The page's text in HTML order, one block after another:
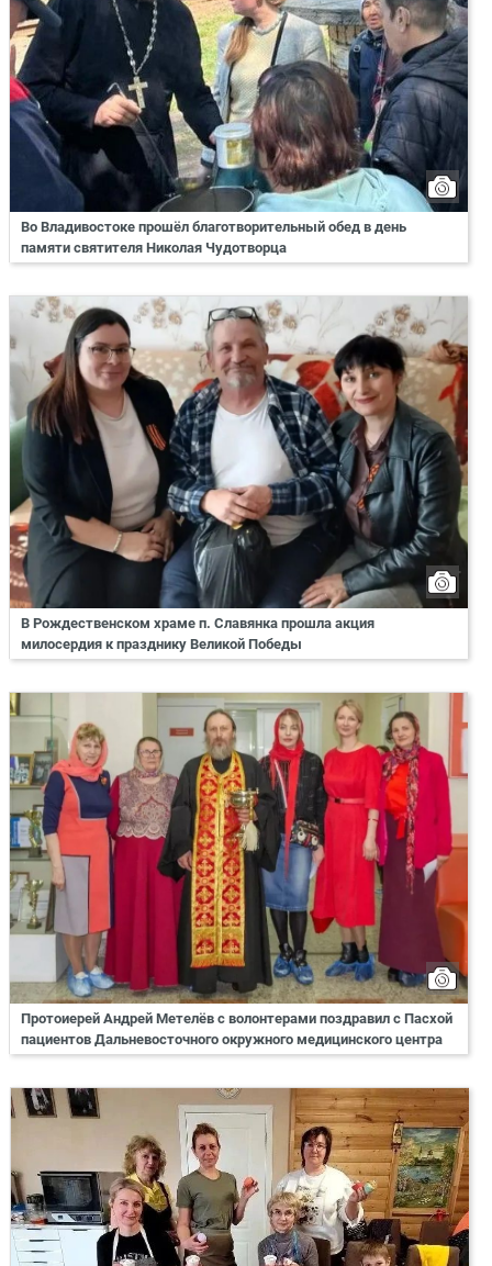
Во Владивостоке прошёл благотворительный обед в день
памяти святителя Николая Чудотворца
В Рождественском храме п. Славянка прошла акция
милосердия к празднику Великой Победы
Протоиерей Андрей Метелёв с волонтерами поздравил с Пасхой
пациентов Дальневосточного окружного медицинского центра